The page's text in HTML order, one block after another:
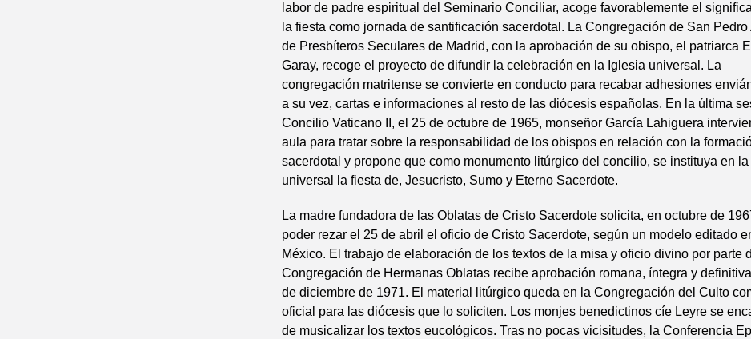
labor de padre espiritual del Seminario Conciliar, acoge favorablemente el
la fiesta como jornada de santificación sacerdotal. La Congregación de San Pedro
de Presbíteros Seculares de Madrid, con la aprobación de su obispo, el patriarca
Garay, recoge el proyecto de difundir la celebración en la Iglesia universal. La
congregación matritense se convierte en conducto para recabar adhesiones
a su vez, cartas e informaciones al resto de las diócesis españolas. En la última
Concilio Vaticano II, el 25 de octubre de 1965, monseñor García Lahiguera
aula para tratar sobre la responsabilidad de los obispos en relación con la
sacerdotal y propone que como monumento litúrgico del concilio, se instituya en
universal la fiesta de, Jesucristo, Sumo y Eterno Sacerdote.
La madre fundadora de las Oblatas de Cristo Sacerdote solicita, en octubre de
poder rezar el 25 de abril el oficio de Cristo Sacerdote, según un modelo editado
México. El trabajo de elaboración de los textos de la misa y oficio divino por parte
Congregación de Hermanas Oblatas recibe aprobación romana, íntegra y
de diciembre de 1971. El material litúrgico queda en la Congregación del Culto
oficial para las diócesis que lo soliciten. Los monjes benedictinos cíe Leyre se
de musicalizar los textos eucológicos. Tras no pocas vicisitudes, la Conferencia